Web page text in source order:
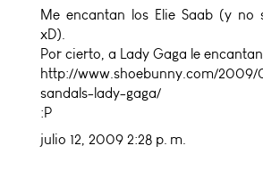
Me encantan los Elie Saab (y no
xD).
Por cierto, a Lady Gaga le
http://www.shoebunny.com/2009/
sandals-lady-gaga/
:P
julio 12, 2009 2:28 p. m.